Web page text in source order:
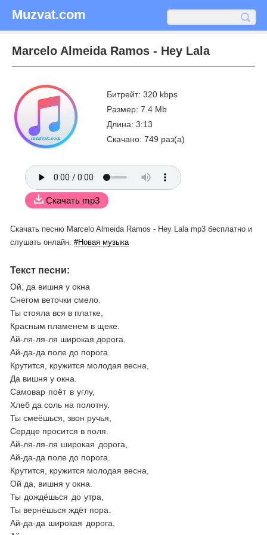
Muzvat.com
Marcelo Almeida Ramos - Hey Lala
Битрейт: 320 kbps
Размер: 7.4 Mb
Длина: 3:13
Скачано: 749 раз(а)
Скачать mp3
Скачать песню Marcelo Almeida Ramos - Hey Lala mp3 бесплатно и
слушать онлайн. #Новая музыка
Текст песни:
Ой, да вишня у окна
Снегом веточки смело.
Ты стояла вся в платке,
Красным пламенем в щеке.
Ай-ля-ля-ля широкая дорога,
Ай-да-да поле до порога.
Крутится, кружится молодая весна,
Да вишня у окна.
Самовар поёт в углу,
Хлеб да соль на полотну.
Ты смеёшься, звон ручья,
Сердце просится в поля.
Ай-ля-ля-ля широкая дорога,
Ай-да-да поле до порога.
Крутится, кружится молодая весна,
Ой да, вишня у окна.
Ты дождёшься до утра,
Ты вернёшься ждёт пора.
Ай-да-да широкая дорога,